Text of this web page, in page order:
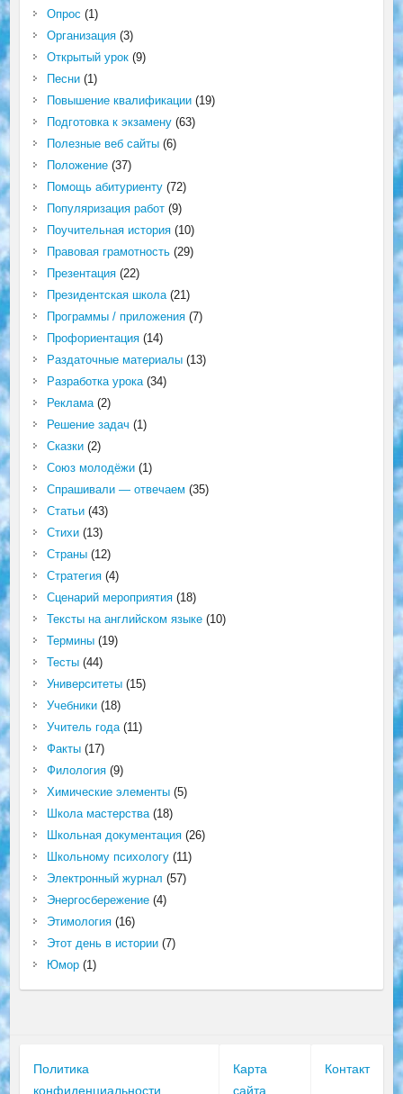
Опрос (1)
Организация(3)
Открытый урок(9)
Песни(1)
Повышение квалификации(19)
Подготовка к экзамену(63)
Полезные веб сайты(6)
Положение(37)
Помощь абитуриенту(72)
Популяризация работ(9)
Поучительная история(10)
Правовая грамотность(29)
Презентация(22)
Президентская школа(21)
Программы / приложения(7)
Профориентация(14)
Раздаточные материалы(13)
Разработка урока(34)
Реклама(2)
Решение задач (1)
Сказки(2)
Союз молодёжи(1)
Спрашивали — отвечаем (35)
Статьи(43)
Стихи(13)
Страны(12)
Стратегия(4)
Сценарий мероприятия(18)
Тексты на английском языке(10)
Термины(19)
Тесты(44)
Университеты(15)
Учебники(18)
Учитель года(11)
Факты(17)
Филология(9)
Химические элементы(5)
Школа мастерства(18)
Школьная документация(26)
Школьному психологу(11)
Электронный журнал (57)
Энергосбережение(4)
Этимология(16)
Этот день в истории(7)
Юмор(1)
Политика
конфиденциальности
Карта
сайта
Контакт